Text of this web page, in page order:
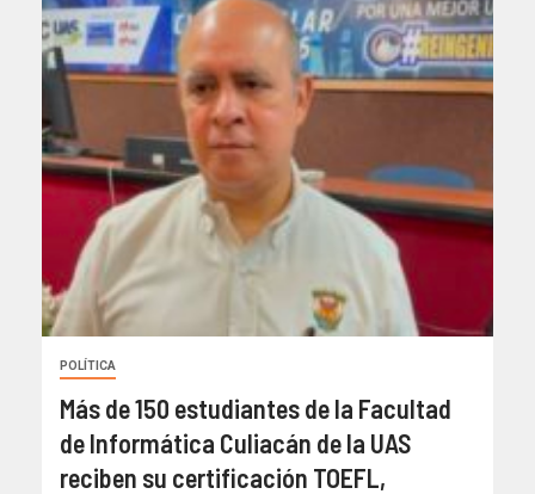
POLÍTICA
Más de 150 estudiantes de la Facultad
de Informática Culiacán de la UAS
reciben su certificación TOEFL,